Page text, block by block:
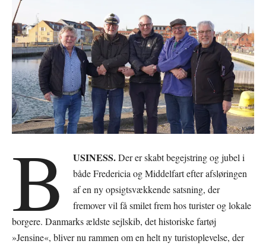
B USINESS.Der er skabt begejstring og jubel i
både Fredericia og Middelfart efter afsløringen
af en ny opsigtsvækkende satsning, der
fremover vil få smilet frem hos turister og lokale
borgere. Danmarks ældste sejlskib, det historiske fartøj
»Jensine«, bliver nu rammen om en helt ny turistoplevelse, der